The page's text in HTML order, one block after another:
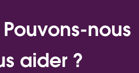
nous
aider ?